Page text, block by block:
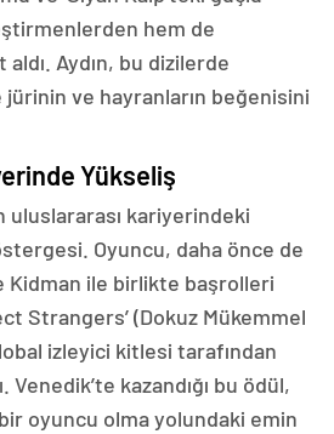
hem de
Aydın, bu dizilerde
ve hayranların beğenisini
Yükseliş
uluslararası kariyerindeki
Oyuncu, daha önce de
Kidman ile birlikte başrolleri
Strangers’ (Dokuz Mükemmel
izleyici kitlesi tarafından
Venedik’te kazandığı bu ödül,
oyuncu olma yolundaki emin